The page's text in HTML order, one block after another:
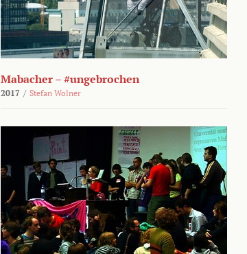
Mabacher – #ungebrochen
2017 / Stefan Wolner